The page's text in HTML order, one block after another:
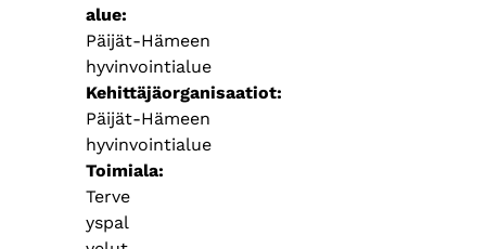
alue
Päijät-Hämeen
hyvinvointialue
Kehittäjäorganisaatiot
Päijät-Hämeen
hyvinvointialue
Toimiala
Terve
yspal